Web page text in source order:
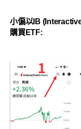
小偏以IB
購買ETF: